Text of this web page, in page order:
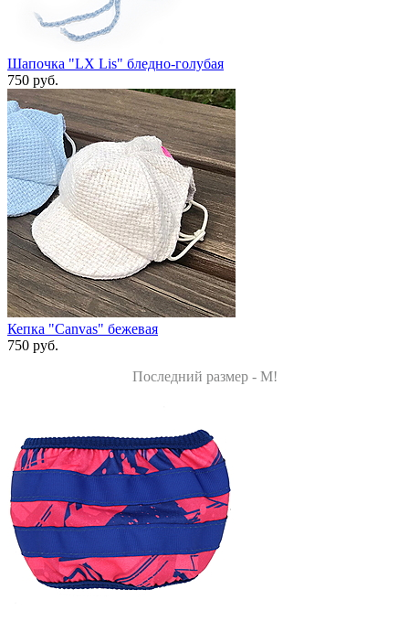
Шапочка "LX Lis" бледно-голубая
750 руб.
Кепка "Canvas" бежевая
750 руб.
Последний размер - M!